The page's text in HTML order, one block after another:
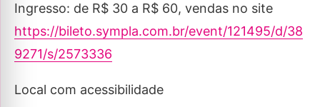
Ingresso: de R$ 30 a R$ 60, vendas no site
https://bileto.sympla.com.br/event/121495/d/38
9271/s/2573336
Local com acessibilidade